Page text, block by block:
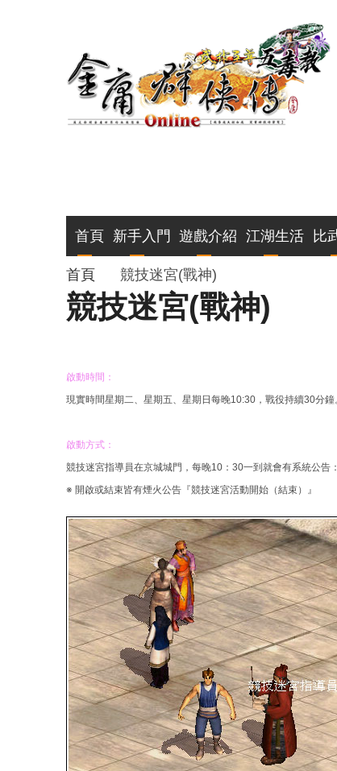
主
導
覽
首頁 新手入門 遊戲介紹 江湖生活 比
導
航
結
首頁 競技迷宮(戰神)
競技迷宮(戰神)
啟動時間：
現實時間星期二、星期五、星期日每晚10:30，戰役持續30分鐘
啟動方式：
競技迷宮指導員在京城城門，每晚10：30一到就會有系統公告
※ 開啟或結束皆有煙火公告『競技迷宮活動開始（結束）』